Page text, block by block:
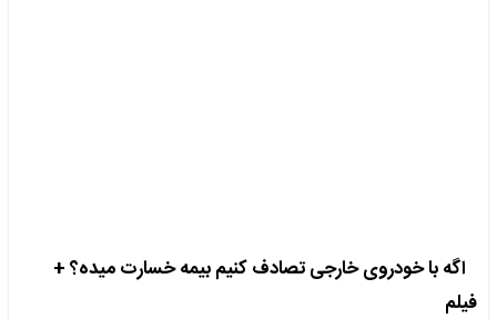
اگه با خودروی خارجی تصادف کنیم بیمه خسارت میده؟ +
فیلم